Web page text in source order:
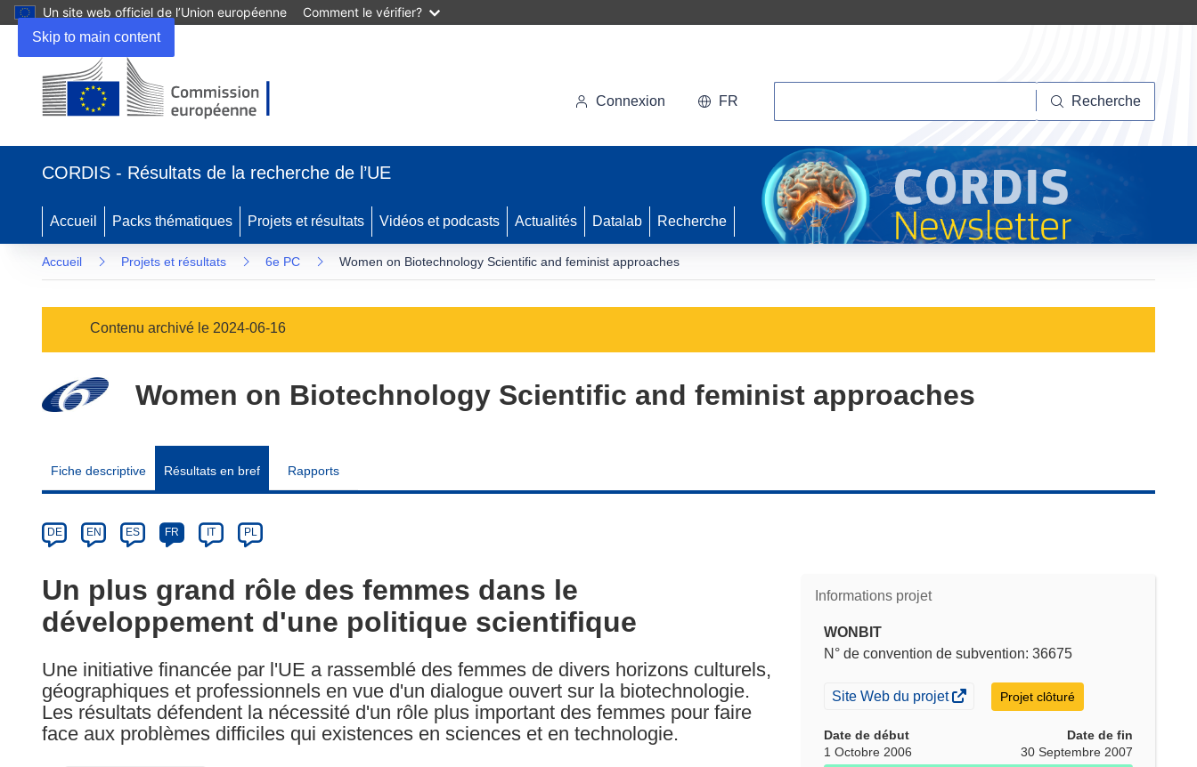
Skip to main content
Un site web officiel de l’Union européenne Comment le vérifier?
une
fenêtre)
Connexion FR Recherche
CORDIS - Résultats de la recherche de l’UE
Accueil Packs thématiques Projets et résultats Vidéos et podcasts Actualités Datalab Recherche
Accueil Projets et résultats 6e PC Women on Biotechnology Scientific and feminist approaches
Contenu archivé le 2024-06-16
Women on Biotechnology Scientific and feminist approaches
Fiche descriptive Résultats en bref Rapports
Category
Article
available
the
following
languages:
DE EN ES FR IT PL
Un plus grand rôle des femmes dans le
développement d'une politique scientifique
Une initiative financée par l'UE a rassemblé des femmes de divers horizons culturels,
géographiques et professionnels en vue d'un dialogue ouvert sur la biotechnologie.
Les résultats défendent la nécessité d'un rôle plus important des femmes pour faire
face aux problèmes difficiles qui existences en sciences et en technologie.
Informations projet
WONBIT
N° de convention de subvention: 36675
(s’ouvre
nouvelle
fenêtre)
Site Web du projet Projet clôturé
Date de début
1 Octobre 2006
Date de fin
30 Septembre 2007